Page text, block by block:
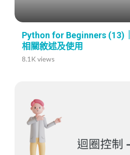
Python for Beginners (13)
相關敘述及使用
8.1K views